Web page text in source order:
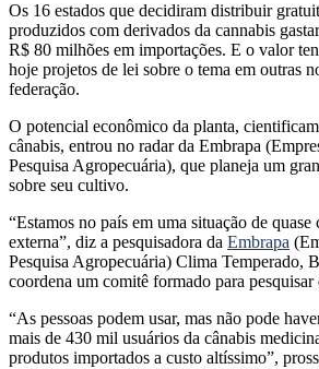
Os 16 estados que decidiram distribuir
produzidos com derivados da cannabis
R$ 80 milhões em importações. E o valor
hoje projetos de lei sobre o tema em outras
federação.
O potencial econômico da planta,
cânabis, entrou no radar da Embrapa
Pesquisa Agropecuária), que planeja um
sobre seu cultivo.
“Estamos no país em uma situação de quase
externa”, diz a pesquisadora da Embrapa
Pesquisa Agropecuária) Clima Temperado,
coordena um comitê formado para pesquisar
“As pessoas podem usar, mas não pode
mais de 430 mil usuários da cânabis
produtos importados a custo altíssimo”,